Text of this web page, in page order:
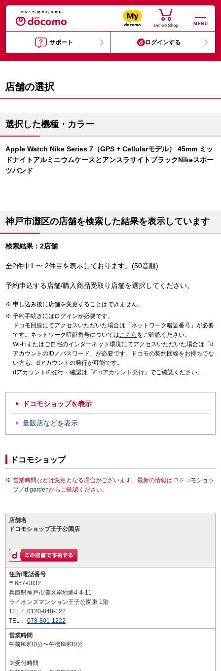
MENU
サポート ログインする
店舗の選択
選択した機種・カラー
Apple Watch Nike Series 7（GPS + Cellularモデル） 45mm ミッ
ドナイトアルミニウムケースとアンスラサイトブラックNikeスポー
ツバンド
神戸市灘区の店舗を検索した結果を表示しています
検索結果：2店舗
全2件中1 〜 2件目を表示しております。(50音順)
予約申込する店舗/購入商品受取り店舗を選択してください。
申し込み後に店舗を変更することはできません。
予約手続きにはログインが必要です。
ドコモ回線にてアクセスいただいた場合は「ネットワーク暗証番号」が必要
です。ネットワーク暗証番号についてはこちら をご確認ください。
Wi-Fiまたはご自宅のインターネット環境にてアクセスいただいた場合は「d
アカウントのID／パスワード」が必要です。ドコモの契約回線をお持ちでな
い方も、dアカウントの発行が可能です。
dアカウントの発行・確認は「
dアカウント発行 」でご確認ください。
ドコモショップを表示
量販店などを表示
ドコモショップ
営業時間などは変更となる場合がございます。最新の情報は
ドコモショッ
プ／d gardenからご確認ください。
店舗名
ドコモショップ王子公園店
住所/電話番号
〒657-0832
兵庫県神戸市灘区岸地通4-4-11
ライオンズマンション王子公園東 1階
TEL： 0120-848-122
TEL： 078-801-1222
営業時間
午前9時30分〜午後6時30分
※受付時間